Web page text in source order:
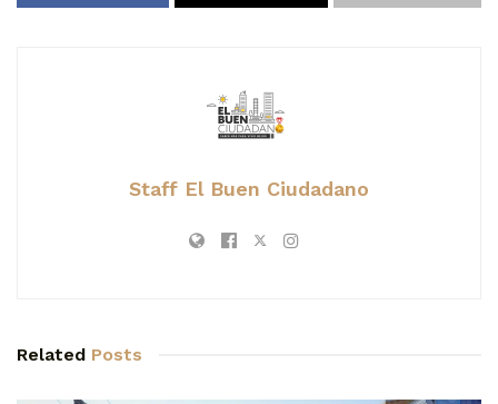
Staff El Buen Ciudadano
Related Posts